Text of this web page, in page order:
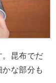
昆布でだ
な部分も